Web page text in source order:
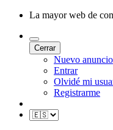
La mayor web de
Cerrar
Nuevo anuncio
Entrar
Olvidé mi
Registrarme